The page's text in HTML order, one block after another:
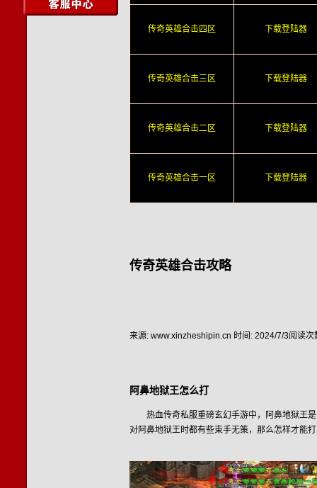
传奇英雄合击四区 下载登陆器
传奇英雄合击三区 下载登陆器
传奇英雄合击二区 下载登陆器
传奇英雄合击一区 下载登陆器
传奇英雄合击攻略
来源: www.xinzheshipin.cn 时间: 2024/7/3阅读次
阿鼻地狱王怎么打
热血传奇私服重磅玄幻手游中，阿鼻地狱王
对阿鼻地狱王时都有些束手无策，那么怎样才能